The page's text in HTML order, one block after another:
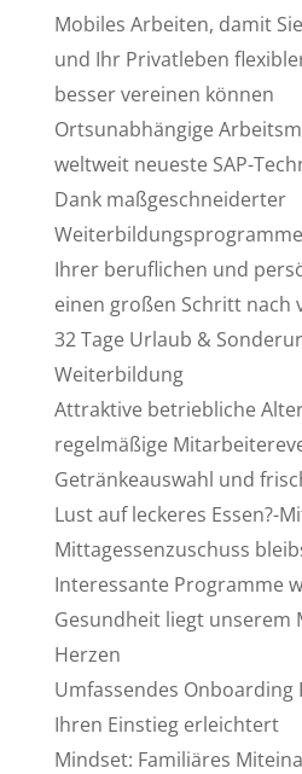
Mobiles Arbeiten, damit
und Ihr Privatleben
besser vereinen können
Ortsunabhängige
weltweit neueste SAP-
Dank maßgeschneiderter
Ihrer beruflichen und
einen großen Schritt nach
32 Tage Urlaub &
Weiterbildung
Attraktive betriebliche
regelmäßige
Getränkeauswahl und
Lust auf leckeres Essen?-
Mittagessenzuschuss
Interessante Programme
Gesundheit liegt unserem
Herzen
Umfassendes Onboarding
Ihren Einstieg erleichtert
Mindset: Familiäres